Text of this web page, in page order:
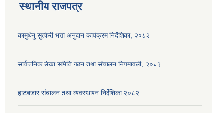
स्थानीय राजपत्र
कामुधेनु सुत्केरी भत्ता अनुदान कार्यक्रम निर्देशिका, २०८२
सार्वजनिक लेखा समिति गठन तथा संचालन नियमावली, २०८२
हाटबजार संचालन तथा व्यवस्थापन निर्देशिका २०८२